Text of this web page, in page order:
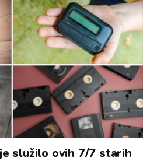
služilo ovih 7/7 starih